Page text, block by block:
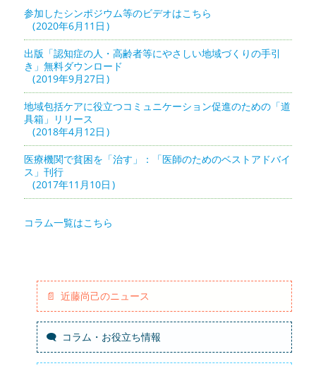
参加したシンポジウム等のビデオはこちら
2020年6月11日
出版「認知症の人・高齢者等にやさしい地域づくりの手引
き」無料ダウンロード
2019年9月27日
地域包括ケアに役立つコミュニケーション促進のための「道
具箱」リリース
2018年4月12日
医療機関で貧困を「治す」：「医師のためのベストアドバイ
ス」刊行
2017年11月10日
コラム一覧はこちら
近藤尚己のニュース
コラム・お役立ち情報